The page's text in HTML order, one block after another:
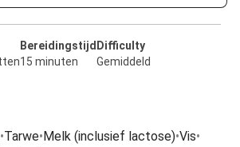
Bereidingstijd
15 minuten
Difficulty
Gemiddeld
•Tarwe•Melk (inclusief lactose)•Vis•